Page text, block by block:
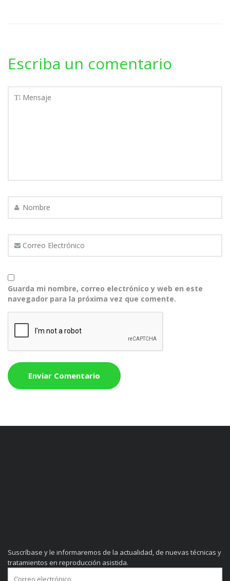
Escriba un comentario
Guarda mi nombre, correo electrónico y web en este
navegador para la próxima vez que comente.
Suscríbase y le informaremos de la actualidad, de nuevas técnicas y
tratamientos en reproducción asistida.